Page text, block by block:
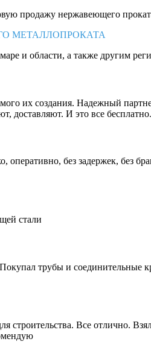
продажу нержавеющего
МЕТАЛЛОПРОКАТА
и области, а также другим
их создания. Надежный
доставляют. И это все бесплатно.
оперативно, без задержек, без
стали
трубы и соединительные
строительства. Все отлично.